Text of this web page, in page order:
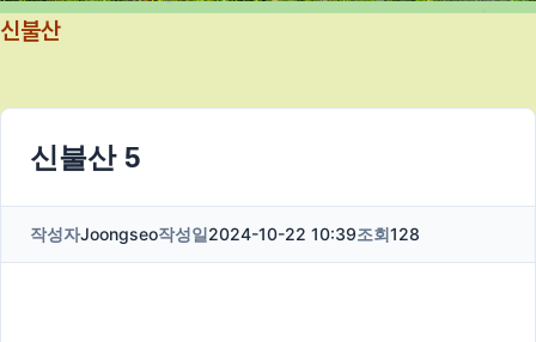
신불산
신불산 5
작성자Joongseo작성일2024-10-22 10:39조회128